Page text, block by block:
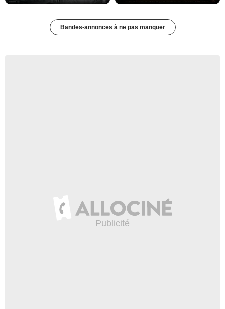
Bandes-annonces à ne pas manquer